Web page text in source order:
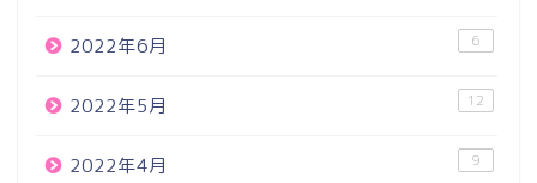
2022年6月 6
2022年5月 12
2022年4月 9